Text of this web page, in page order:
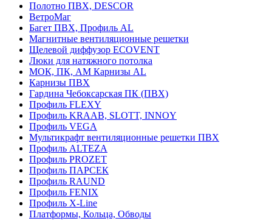
Полотно ПВХ, DESCOR
ВетроМаг
Багет ПВХ, Профиль AL
Магнитные вентиляционные решетки
Щелевой диффузор ECOVENT
Люки для натяжного потолка
МОК, ПК, АМ Карнизы AL
Карнизы ПВХ
Гардина Чебоксарская ПК (ПВХ)
Профиль FLEXY
Профиль KRAAB, SLOTT, INNOY
Профиль VEGA
Мультикрафт вентиляционные решетки ПВХ
Профиль ALTEZA
Профиль PROZET
Профиль ПАРСЕК
Профиль RAUND
Профиль FENIX
Профиль Х-Line
Платформы, Кольца, Обводы